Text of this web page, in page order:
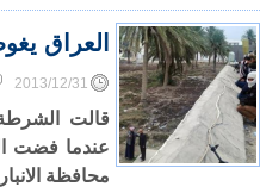
العراق
2013/12/31
قالت
عندما فضت
محافظة